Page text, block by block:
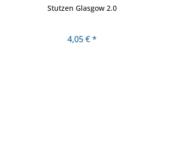
Stutzen Glasgow 2.0
4,05 € *